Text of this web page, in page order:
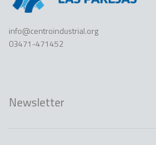
info@centroindustrial.org
03471-471452
Newsletter